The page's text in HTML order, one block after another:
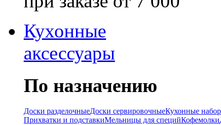
Кухонные
аксессуары
По назначению
Доски разделочныеДоски сервировочныеКухонные
Прихватки и подставкиМельницы для специйКофемолки